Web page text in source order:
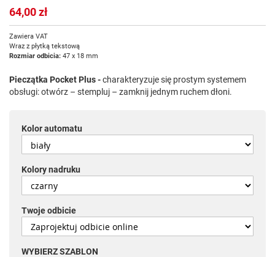
na
początek
64,00 zł
Zawiera VAT
Wraz z płytką tekstową
Rozmiar odbicia: 47 x 18 mm
Pieczątka Pocket Plus -charakteryzuje się prostym systemem
obsługi: otwórz – stempluj – zamknij jednym ruchem dłoni.
Kolor automatu
Kolory nadruku
Twoje odbicie
WYBIERZ SZABLON